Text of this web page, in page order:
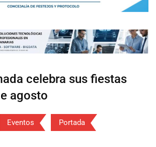
celebra sus fiestas
agosto
Eventos Portada